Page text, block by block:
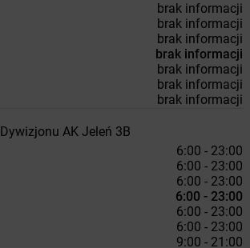
brak informacji
brak informacji
brak informacji
brak informacji
brak informacji
brak informacji
brak informacji
Dywizjonu AK Jeleń 3B
6:00 - 23:00
6:00 - 23:00
6:00 - 23:00
6:00 - 23:00
6:00 - 23:00
6:00 - 23:00
9:00 - 21:00